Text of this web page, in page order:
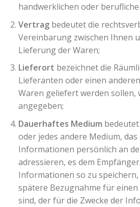
handwerklichen oder
Vertrag bedeutet die
Vereinbarung zwischen Ihnen
Lieferung der Waren;
Lieferort bezeichnet die
Lieferanten oder einen
Waren geliefert werden sollen,
angegeben;
Dauerhaftes Medium
oder jedes andere Medium,
Informationen persönlich an
adressieren, es dem
Informationen so zu
spätere Bezugnahme für
sind, der für die Zwecke der